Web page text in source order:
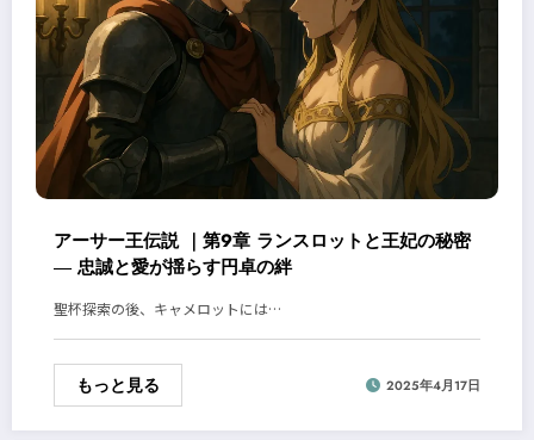
アーサー王伝説 ｜第9章 ランスロットと王妃の秘密
― 忠誠と愛が揺らす円卓の絆
聖杯探索の後、キャメロットには…
もっと見る 2025年4月17日